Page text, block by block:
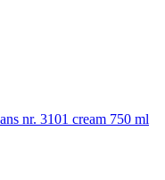
nr. 3101 cream 750 ml